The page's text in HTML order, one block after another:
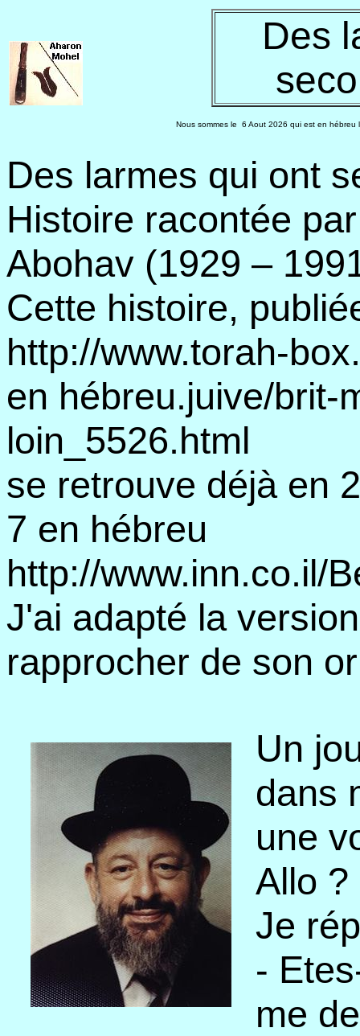
Des
Nous sommes le 6 Aout 2026 qui est en hébreu
Des larmes qui ont
Histoire racontée
Abohav (1929 –
Cette histoire,
http://www.torah-
en hébreu.juive/brit-
loin_5526.html
se retrouve déjà en
7 en hébreu
http://www.inn.co.il/
J'ai adapté la
rapprocher de son
Un
dans
une
Allo ?
Je
-
me